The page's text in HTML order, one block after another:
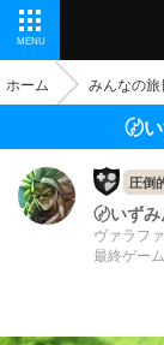
MENU
ホーム みんなの
〄
圧倒
〄いず
ヴァラフ
最終ゲー